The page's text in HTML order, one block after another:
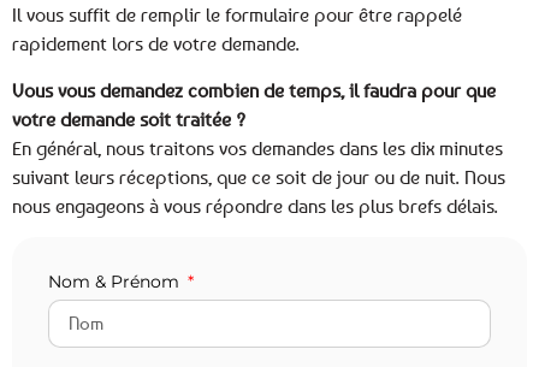
Il vous suffit de remplir le formulaire pour être rappelé
rapidement lors de votre demande.
Vous vous demandez combien de temps, il faudra pour que
votre demande soit traitée ?
En général, nous traitons vos demandes dans les dix minutes
suivant leurs réceptions, que ce soit de jour ou de nuit. Nous
nous engageons à vous répondre dans les plus brefs délais.
Nom & Prénom